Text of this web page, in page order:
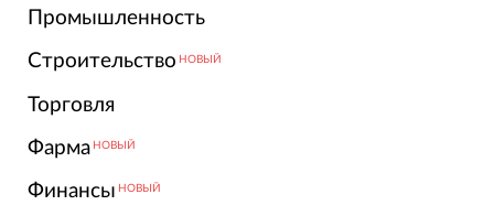
Промышленность
Строительство НОВЫЙ
Торговля
Фарма НОВЫЙ
Финансы НОВЫЙ